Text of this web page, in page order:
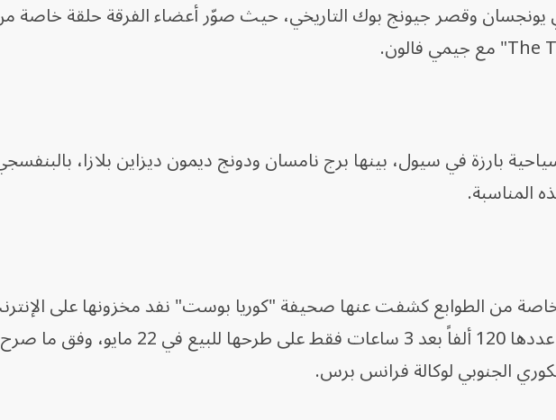
وقصر جيونج بوك التاريخي، حيث صوّر أعضاء الفرقة حلقة خاصة
بارزة في سيول، بينها برج نامسان ودونج ديمون ديزاين بلازا،
المناسبة.
من الطوابع كشفت عنها صحيفة "كوريا بوست" نفد مخزونها على
كامل الرزم البالغ عددها 120 ألفاً بعد 3 ساعات فقط على طرحها
الجنوبي لوكالة فرانس برس.